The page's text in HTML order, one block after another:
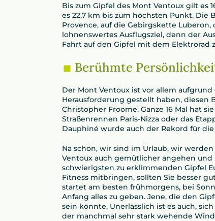
Bis zum Gipfel des Mont Ventoux gilt es
es 22,7 km bis zum höchsten Punkt.
Provence, auf die Gebirgskette
lohnenswertes Ausflugsziel, denn der
Fahrt auf den Gipfel mit dem Elektrorad
Berühmte
Der Mont Ventoux ist vor allem
Herausforderung gestellt haben, diesen
Christopher Froome. Ganze 16 Mal hat
Straßenrennen Paris-Nizza oder das
Dauphiné wurde auch der Rekord für
Na schön, wir sind im Urlaub, wir
Ventoux auch gemütlicher angehen
schwierigsten zu erklimmenden Gipfel
Fitness mitbringen, sollten Sie besser
startet am besten frühmorgens, bei
Anfang alles zu geben. Jene, die den
sein könnte. Unerlässlich ist es auch,
der manchmal sehr stark wehende